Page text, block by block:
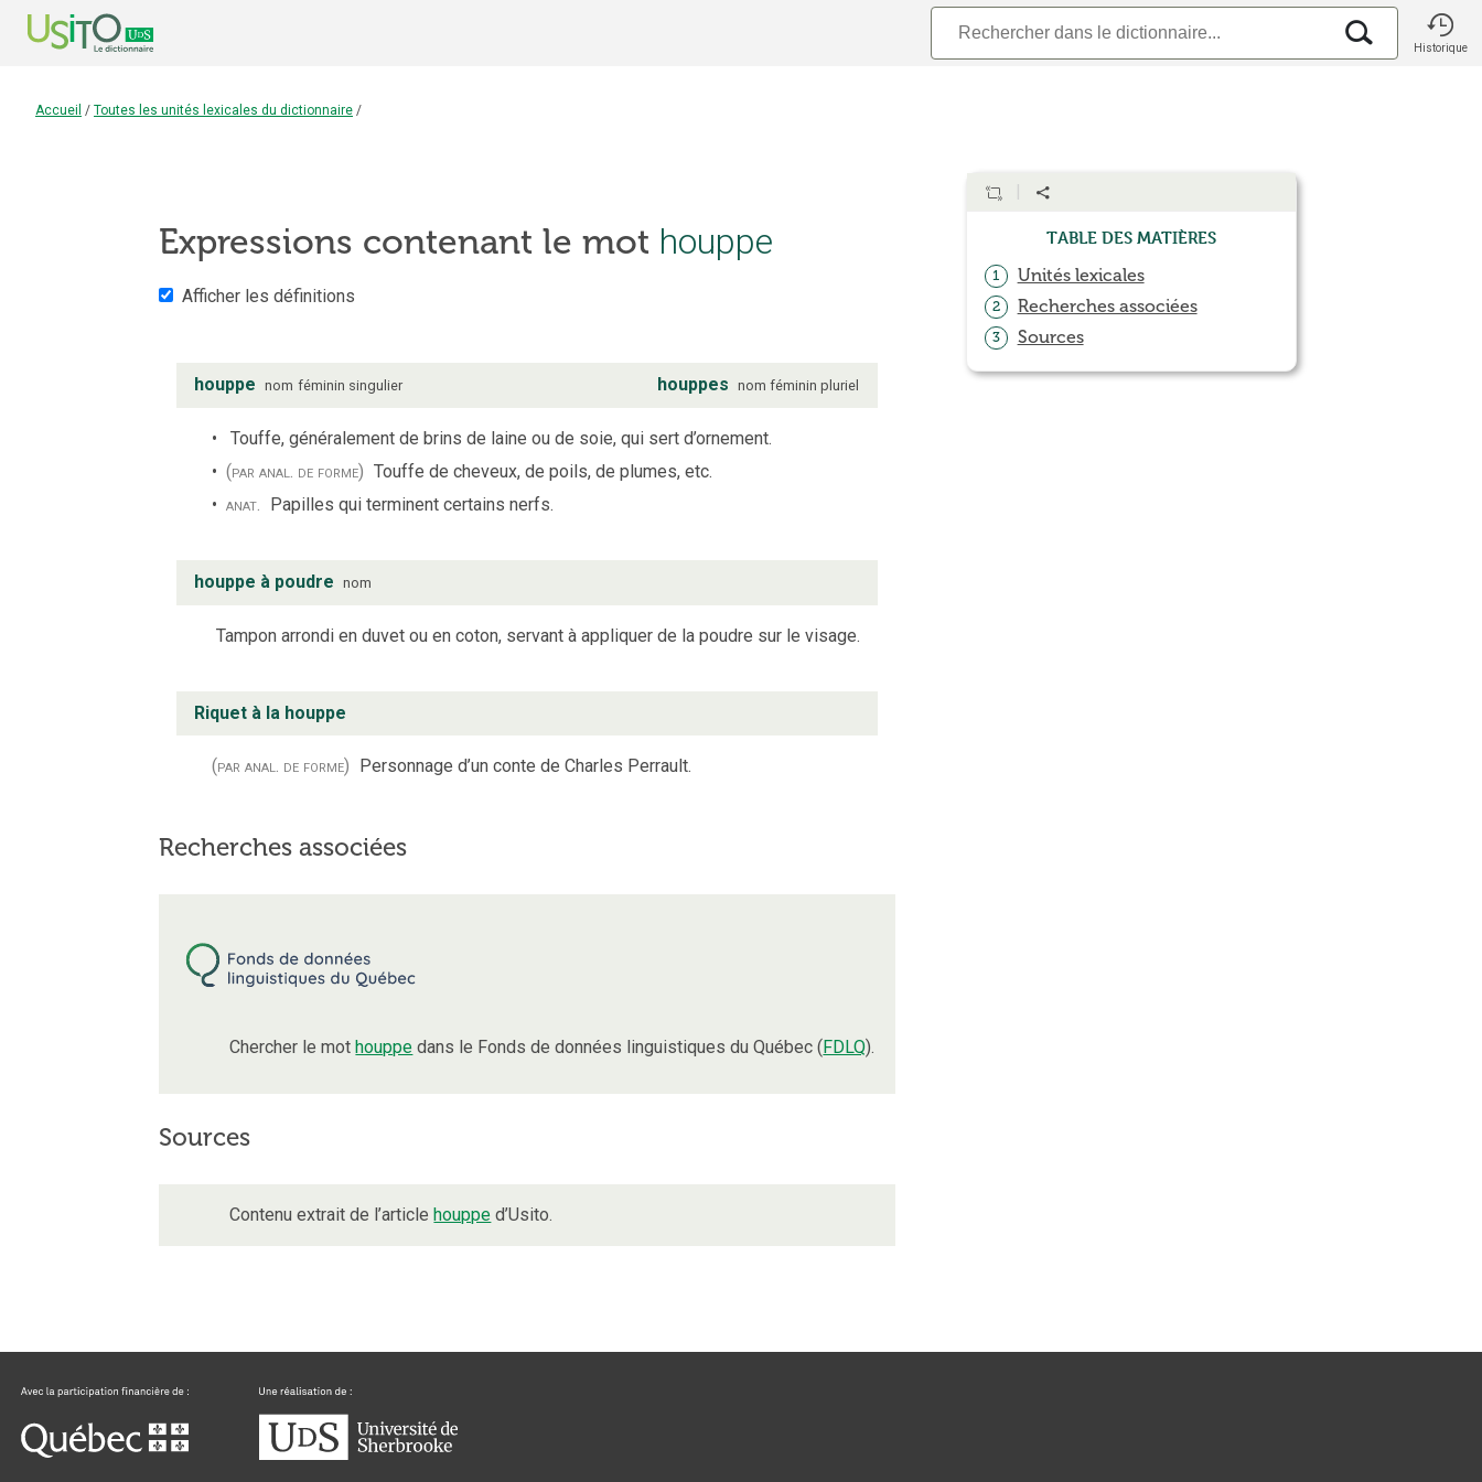
Historique
Accueil / Toutes les unités lexicales du dictionnaire /
Expressions contenant le mot houppe
Afficher les définitions
houppe nom féminin singulier houppes nom féminin pluriel
Touffe, généralement de brins de laine ou de soie, qui sert d’ornement.
(par anal. de forme) Touffe de cheveux, de poils, de plumes, etc.
anat. Papilles qui terminent certains nerfs.
houppe à poudre nom
Tampon arrondi en duvet ou en coton, servant à appliquer de la poudre sur le visage.
Riquet à la houppe
(par anal. de forme) Personnage d’un conte de Charles Perrault.
Recherches associées
Chercher le mothouppe dans le Fonds de données linguistiques du Québec (FDLQ).
Sources
Contenu extrait de l’article houppe d’Usito.
Table des matières
1 Unités lexicales
2 Recherches associées
3 Sources